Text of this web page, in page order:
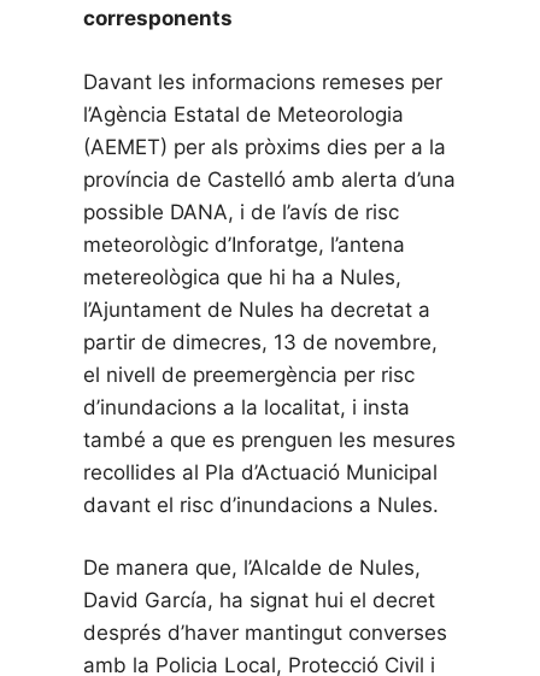
corresponents
Davant les informacions remeses per
l’Agència Estatal de Meteorologia
(AEMET) per als pròxims dies per a la
província de Castelló amb alerta d’una
possible DANA, i de l’avís de risc
meteorològic d’Inforatge, l’antena
metereològica que hi ha a Nules,
l’Ajuntament de Nules ha decretat a
partir de dimecres, 13 de novembre,
el nivell de preemergència per risc
d’inundacions a la localitat, i insta
també a que es prenguen les mesures
recollides al Pla d’Actuació Municipal
davant el risc d’inundacions a Nules.
De manera que, l’Alcalde de Nules,
David García, ha signat hui el decret
després d’haver mantingut converses
amb la Policia Local, Protecció Civil i